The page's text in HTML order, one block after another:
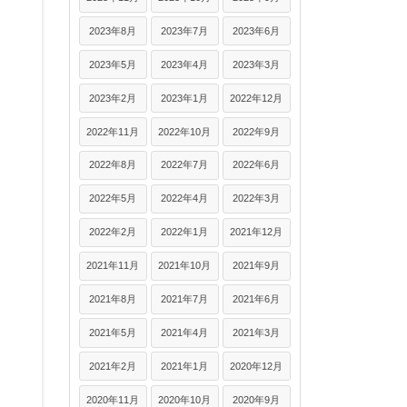
2023年8月 2023年7月 2023年6月
2023年5月 2023年4月 2023年3月
2023年2月 2023年1月 2022年12月
2022年11月 2022年10月 2022年9月
2022年8月 2022年7月 2022年6月
2022年5月 2022年4月 2022年3月
2022年2月 2022年1月 2021年12月
2021年11月 2021年10月 2021年9月
2021年8月 2021年7月 2021年6月
2021年5月 2021年4月 2021年3月
2021年2月 2021年1月 2020年12月
2020年11月 2020年10月 2020年9月